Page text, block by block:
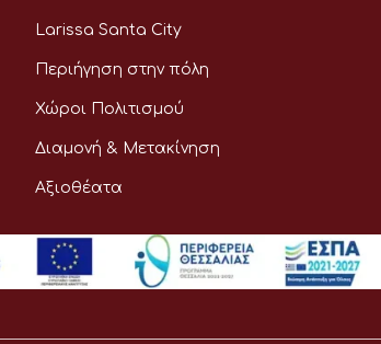
Larissa Santa City
Περιήγηση στην πόλη
Χώροι Πολιτισμού
Διαμονή & Μετακίνηση
Αξιοθέατα